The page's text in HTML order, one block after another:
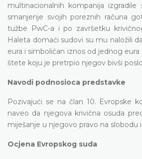
multinacionalnih kompanija izgradile
smanjenje svojih poreznih računa
tužbe PwC-a i po završetku
Haleta domaći sudovi su mu naložili
eura i simboličan iznos od jednog
štete koju je pretrpio njegov bivši
Navodi podnosioca predstavke
Pozivajući se na član 10. Evropske
naveo da njegova krivična osuda
miješanje u njegovo pravo na slobodu
Ocjena Evropskog suda